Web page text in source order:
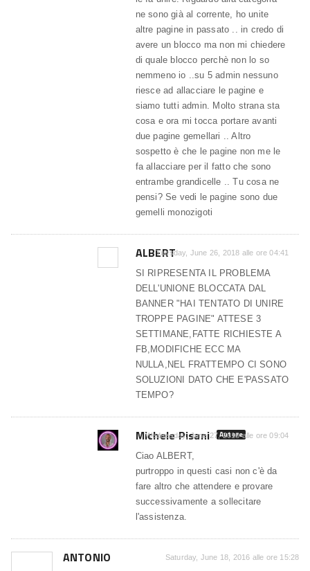
ne sono già al corrente, ho unite
altre pagine in passato .. in credo di
avere un blocco ma non mi chiedere
di quale blocco perchè non lo so
nemmeno io ..su 5 admin nessuno
riesce ad allacciare le pagine e
siamo tutti admin. Molto strana sta
cosa e ora mi tocca portare avanti
due pagine gemellari .. Altro
sospetto è che le pagine non me le
fa allacciare per il fatto che sono
entrambe grandicelle .. Tu cosa ne
pensi? Se vedi le pagine sono due
gemelli monozigoti
ALBERTTuesday, June 26, 2018 alle ore 04:41
SI RIPRESENTA IL PROBLEMA
DELL'UNIONE BLOCCATA DAL
BANNER "HAI TENTATO DI UNIRE
TROPPE PAGINE" ATTESE 3
SETTIMANE,FATTE RICHIESTE A
FB,MODIFICHE ECC MA
NULLA,NEL FRATTEMPO CI SONO
SOLUZIONI DATO CHE E'PASSATO
TEMPO?
Michele Pisani Autore
Wednesday, June 27, 2018 alle ore 09:04
Ciao ALBERT,
purtroppo in questi casi non c'è da
fare altro che attendere e provare
successivamente a sollecitare
l'assistenza.
ANTONIO Saturday, June 18, 2016 alle ore 15:28